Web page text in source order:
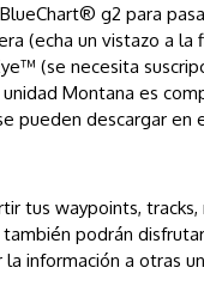
g2 para
(echa un vistazo a
(se necesita
Montana es
pueden descargar en
tus waypoints,
podrán
información a otras